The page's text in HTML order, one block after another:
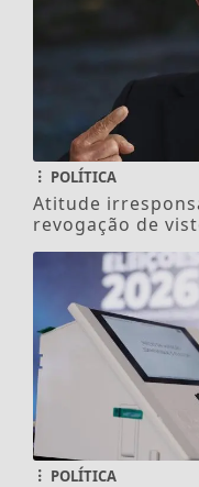
POLÍTICA
Atitude
revogação de
POLÍTICA